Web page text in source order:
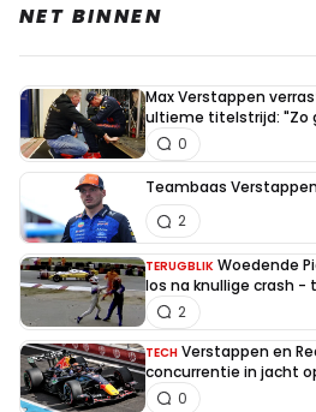
NET BINNEN
Max Verstappen
ultieme titelstrijd: "Zo
0
Teambaas
2
TERUGBLIK Woedende
los na knullige crash -
2
TECH Verstappen en
concurrentie in jacht
0